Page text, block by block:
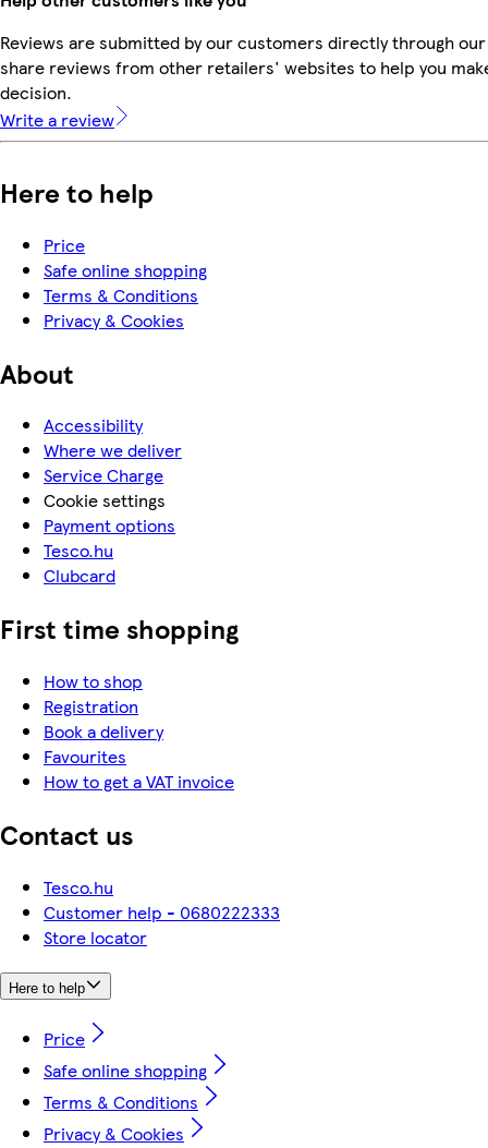
Reviews are submitted by our customers directly through
share reviews from other retailers' websites to help you
decision.
Write a review
Here to help
Price
Safe online shopping
Terms & Conditions
Privacy & Cookies
About
Accessibility
Where we deliver
Service Charge
Cookie settings
Payment options
Tesco.hu
Clubcard
First time shopping
How to shop
Registration
Book a delivery
Favourites
How to get a VAT invoice
Contact us
Tesco.hu
Customer help - 0680222333
Store locator
Here to help
Price
Safe online shopping
Terms & Conditions
Privacy & Cookies